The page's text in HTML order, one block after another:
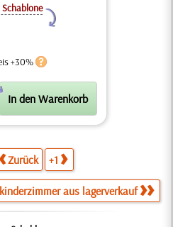
Y
+30%
Zurück +1
aus lagerverkauf